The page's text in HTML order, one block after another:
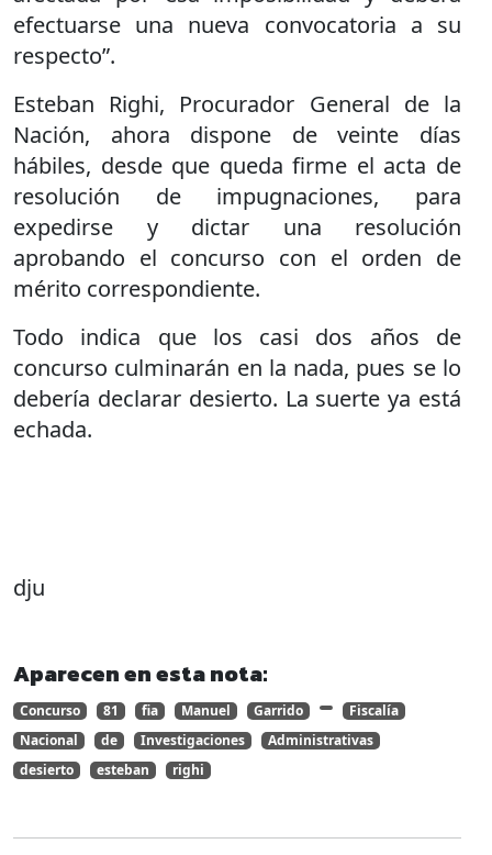
efectuarse una nueva convocatoria a su
respecto”.
Esteban Righi, Procurador General de la
Nación, ahora dispone de veinte días
hábiles, desde que queda firme el acta de
resolución de impugnaciones, para
expedirse y dictar una resolución
aprobando el concurso con el orden de
mérito correspondiente.
Todo indica que los casi dos años de
concurso culminarán en la nada, pues se lo
debería declarar desierto. La suerte ya está
echada.
dju
Aparecen en esta nota:
Concurso 81 fia Manuel Garrido
Fiscalía
Nacional
de Investigaciones
Administrativas
desierto
esteban righi